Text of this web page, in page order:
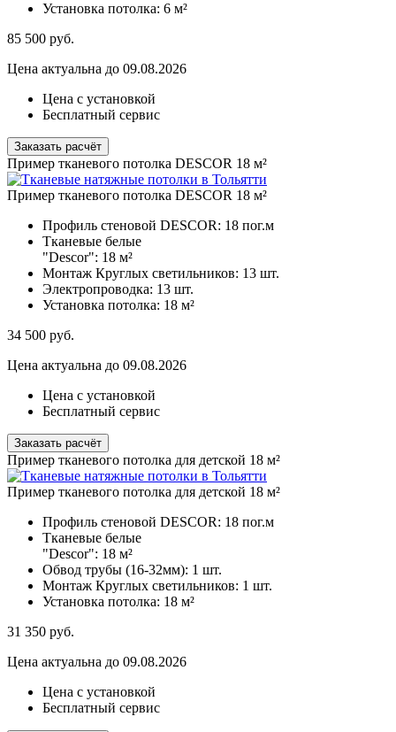
Установка потолка: 6 м²
85 500 руб.
Цена актуальна до 09.08.2026
Цена с установкой
Бесплатный сервис
Заказать расчёт
Пример тканевого потолка DESCOR 18 м²
Пример тканевого потолка DESCOR 18 м²
Профиль стеновой DESCOR: 18 пог.м
Тканевые белые
"Descor": 18 м²
Монтаж Круглых светильников: 13 шт.
Электропроводка: 13 шт.
Установка потолка: 18 м²
34 500 руб.
Цена актуальна до 09.08.2026
Цена с установкой
Бесплатный сервис
Заказать расчёт
Пример тканевого потолка для детской 18 м²
Пример тканевого потолка для детской 18 м²
Профиль стеновой DESCOR: 18 пог.м
Тканевые белые
"Descor": 18 м²
Обвод трубы (16-32мм): 1 шт.
Монтаж Круглых светильников: 1 шт.
Установка потолка: 18 м²
31 350 руб.
Цена актуальна до 09.08.2026
Цена с установкой
Бесплатный сервис